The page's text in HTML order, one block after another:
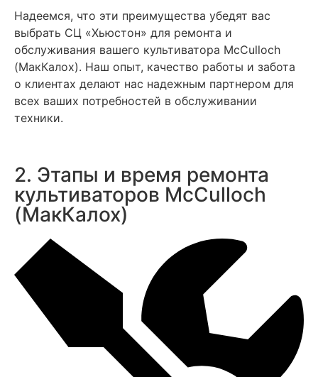
Надеемся, что эти преимущества убедят вас
выбрать СЦ «Хьюстон» для ремонта и
обслуживания вашего культиватора MсCulloch
(МакКалох). Наш опыт, качество работы и забота
о клиентах делают нас надежным партнером для
всех ваших потребностей в обслуживании
техники.
2. Этапы и время ремонта
культиваторов MсCulloch
(МакКалох)